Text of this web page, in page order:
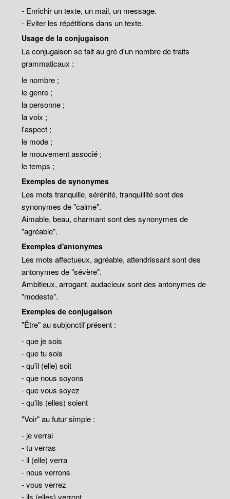
- Enrichir un texte, un mail, un message.
- Eviter les répétitions dans un texte.
Usage de la conjugaison
La conjugaison se fait au gré d'un nombre de traits
grammaticaux :
le nombre ;
le genre ;
la personne ;
la voix ;
l'aspect ;
le mode ;
le mouvement associé ;
le temps ;
Exemples de synonymes
Les mots tranquille, sérénité, tranquillité sont des
synonymes de "calme".
Aimable, beau, charmant sont des synonymes de
"agréable".
Exemples d'antonymes
Les mots affectueux, agréable, attendrissant sont des
antonymes de "sévère".
Ambitieux, arrogant, audacieux sont des antonymes de
"modeste".
Exemples de conjugaison
"Être" au subjonctif présent :
- que je sois
- que tu sois
- qu'il (elle) soit
- que nous soyons
- que vous soyez
- qu'ils (elles) soient
"Voir" au futur simple :
- je verrai
- tu verras
- il (elle) verra
- nous verrons
- vous verrez
- ils (elles) verront